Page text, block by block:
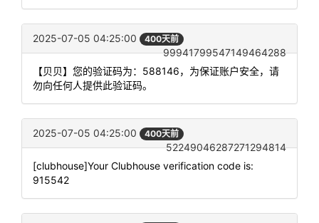
2025-07-05 04:25:00 400天前
99941799547149464288
【贝贝】您的验证码为：588146，为保证账户安全，请
勿向任何人提供此验证码。
2025-07-05 04:25:00 400天前
52249046287271294814
[clubhouse]Your Clubhouse verification code is:
915542